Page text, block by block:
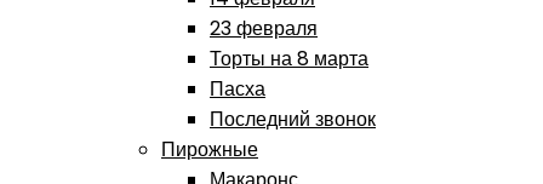
23 февраля
Торты на 8 марта
Пасха
Последний звонок
Пирожные